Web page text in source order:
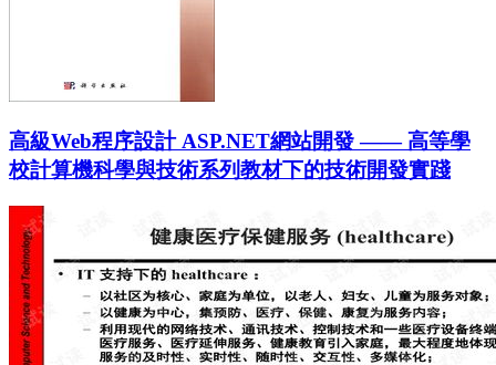
高級Web程序設計 ASP.NET網站開發 —— 高等學
校計算機科學與技術系列教材下的技術開發實踐